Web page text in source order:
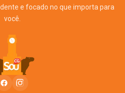
e focado no que importa para
você.